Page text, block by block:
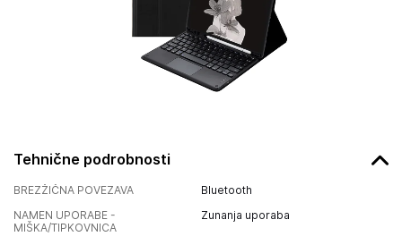
Tehnične podrobnosti
BREZŽIČNA POVEZAVA
Bluetooth
NAMEN UPORABE -
MIŠKA/TIPKOVNICA
Zunanja uporaba